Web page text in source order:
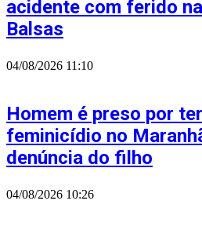
acidente com ferido
Balsas
04/08/2026 11:10
Homem é preso por
feminicídio no
denúncia do filho
04/08/2026 10:26